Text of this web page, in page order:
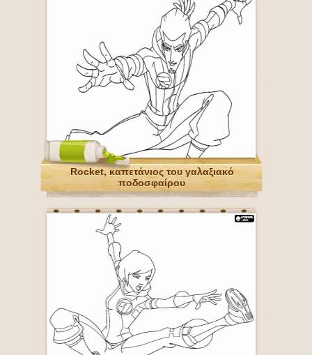
Rocket, καπετάνιος του γαλαξιακό
ποδοσφαίρου